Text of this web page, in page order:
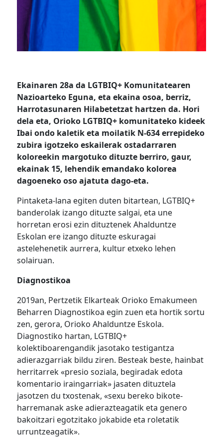
Ekainaren 28a da LGTBIQ+ Komunitatearen
Nazioarteko Eguna, eta ekaina osoa, berriz,
Harrotasunaren Hilabetetzat hartzen da. Hori
dela eta, Orioko LGTBIQ+ komunitateko kideek
Ibai ondo kaletik eta moilatik N-634 errepideko
zubira igotzeko eskailerak ostadarraren
koloreekin margotuko dituzte berriro, gaur,
ekainak 15, lehendik emandako kolorea
dagoeneko oso ajatuta dago-eta.
Pintaketa-lana egiten duten bitartean, LGTBIQ+
banderolak izango dituzte salgai, eta une
horretan erosi ezin dituztenek Ahalduntze
Eskolan ere izango dituzte eskuragai
astelehenetik aurrera, kultur etxeko lehen
solairuan.
Diagnostikoa
2019an, Pertzetik Elkarteak Orioko Emakumeen
Beharren Diagnostikoa egin zuen eta hortik sortu
zen, gerora, Orioko Ahalduntze Eskola.
Diagnostiko hartan, LGTBIQ+
kolektiboarengandik jasotako testigantza
adierazgarriak bildu ziren. Besteak beste, hainbat
herritarrek «presio soziala, begiradak edota
komentario iraingarriak» jasaten dituztela
jasotzen du txostenak, «sexu bereko bikote-
harremanak aske adierazteagatik eta genero
bakoitzari egotzitako jokabide eta roletatik
urruntzeagatik».